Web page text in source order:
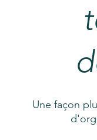
Une façon